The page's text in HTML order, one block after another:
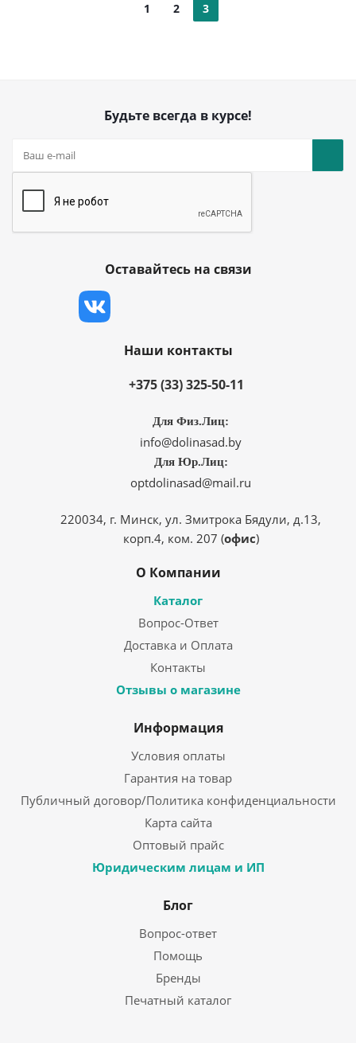
1 2 3
Будьте всегда в курсе!
Оставайтесь на связи
Наши контакты
+375 (33) 325-50-11
Для Физ.Лиц:
info@dolinasad.by
Для Юр.Лиц:
optdolinasad@mail.ru
220034, г. Минск, ул. Змитрока Бядули, д.13,
корп.4, ком. 207 (офис)
О Компании
Каталог
Вопрос-Ответ
Доставка и Оплата
Контакты
Отзывы о магазине
Информация
Условия оплаты
Гарантия на товар
Публичный договор/Политика конфиденциальности
Карта сайта
Оптовый прайс
Юридическим лицам и ИП
Блог
Вопрос-ответ
Помощь
Бренды
Печатный каталог